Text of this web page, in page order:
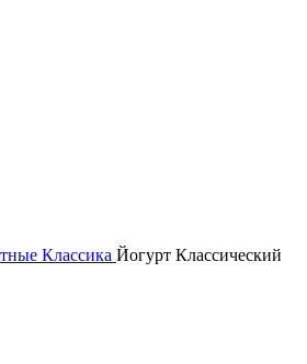
Классика Йогурт Классический